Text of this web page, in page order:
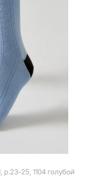
р.23-25, 1104 голубой